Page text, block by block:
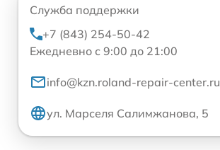
Служба поддержки
+7 (843) 254-50-42
Ежедневно с 9:00 до 21:00
info@kzn.roland-repair-center.ru
ул. Марселя Салимжанова, 5